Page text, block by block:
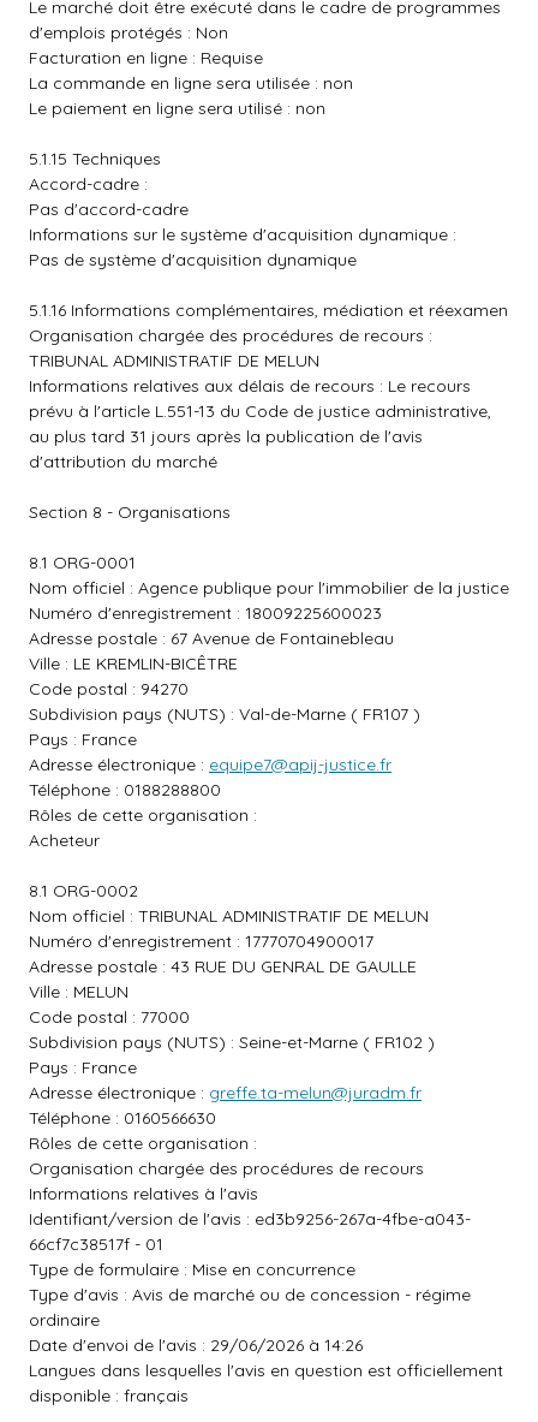
Le marché doit être exécuté dans le cadre de programmes
d'emplois protégés : Non
Facturation en ligne : Requise
La commande en ligne sera utilisée : non
Le paiement en ligne sera utilisé : non
5.1.15 Techniques
Accord-cadre :
Pas d'accord-cadre
Informations sur le système d'acquisition dynamique :
Pas de système d'acquisition dynamique
5.1.16 Informations complémentaires, médiation et réexamen
Organisation chargée des procédures de recours :
TRIBUNAL ADMINISTRATIF DE MELUN
Informations relatives aux délais de recours : Le recours
prévu à l'article L.551-13 du Code de justice administrative,
au plus tard 31 jours après la publication de l'avis
d'attribution du marché
Section 8 - Organisations
8.1 ORG-0001
Nom officiel : Agence publique pour l'immobilier de la justice
Numéro d'enregistrement : 18009225600023
Adresse postale : 67 Avenue de Fontainebleau
Ville : LE KREMLIN-BICÊTRE
Code postal : 94270
Subdivision pays (NUTS) : Val-de-Marne ( FR107 )
Pays : France
Adresse électronique : equipe7@apij-justice.fr
Téléphone : 0188288800
Rôles de cette organisation :
Acheteur
8.1 ORG-0002
Nom officiel : TRIBUNAL ADMINISTRATIF DE MELUN
Numéro d'enregistrement : 17770704900017
Adresse postale : 43 RUE DU GENRAL DE GAULLE
Ville : MELUN
Code postal : 77000
Subdivision pays (NUTS) : Seine-et-Marne ( FR102 )
Pays : France
Adresse électronique : greffe.ta-melun@juradm.fr
Téléphone : 0160566630
Rôles de cette organisation :
Organisation chargée des procédures de recours
Informations relatives à l'avis
Identifiant/version de l'avis : ed3b9256-267a-4fbe-a043-
66cf7c38517f - 01
Type de formulaire : Mise en concurrence
Type d'avis : Avis de marché ou de concession - régime
ordinaire
Date d'envoi de l'avis : 29/06/2026 à 14:26
Langues dans lesquelles l'avis en question est officiellement
disponible : français